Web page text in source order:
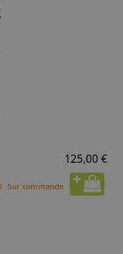
125,00 €
Sur commande